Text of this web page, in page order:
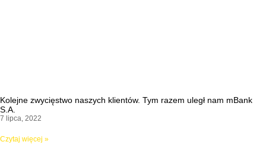
Kolejne zwycięstwo naszych klientów. Tym razem uległ nam mBank
S.A.
7 lipca, 2022
Czytaj więcej »